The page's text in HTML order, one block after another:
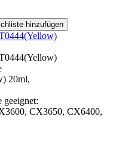
20ml,
geeignet:
CX3650, CX6400,